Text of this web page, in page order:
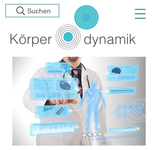
Körper dynamik
Suchen